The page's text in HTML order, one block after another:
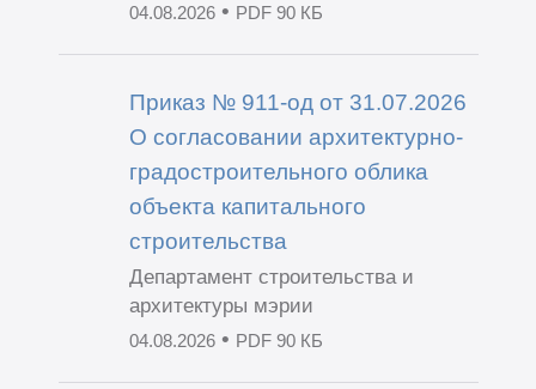
04.08.2026• PDF 90 КБ
Приказ № 911-од от 31.07.2026
О согласовании архитектурно-
градостроительного облика
объекта капитального
строительства
Департамент строительства и
архитектуры мэрии
04.08.2026• PDF 90 КБ